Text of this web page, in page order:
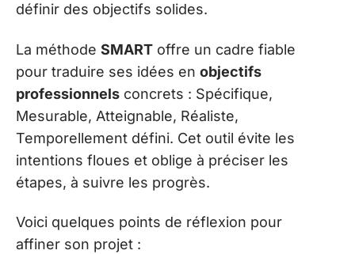
définir des objectifs solides.
La méthode SMART offre un cadre fiable
pour traduire ses idées en objectifs
professionnels concrets : Spécifique,
Mesurable, Atteignable, Réaliste,
Temporellement défini. Cet outil évite les
intentions floues et oblige à préciser les
étapes, à suivre les progrès.
Voici quelques points de réflexion pour
affiner son projet :